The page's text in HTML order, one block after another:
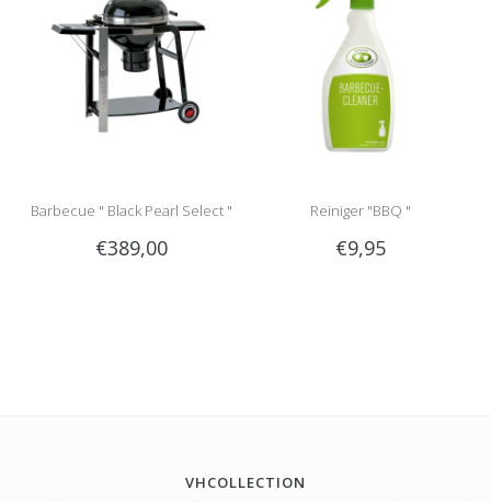
Barbecue " Black Pearl Select "
€389,00
Reiniger "BBQ "
€9,95
VHCOLLECTION